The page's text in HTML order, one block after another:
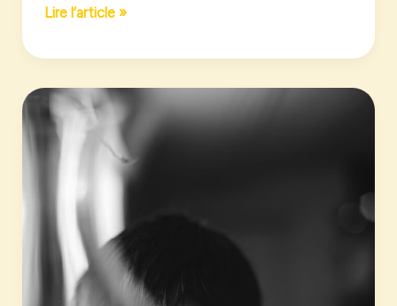
Pourquoi
recommences
toujours
au
même
endroit
Lire l’article »